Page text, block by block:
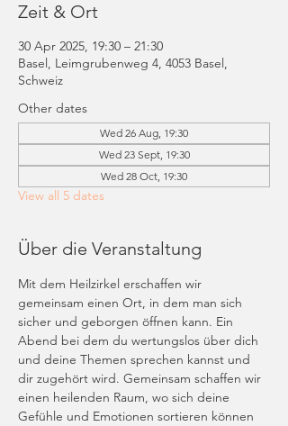
Zeit & Ort
30 Apr 2025, 19:30 – 21:30
Basel, Leimgrubenweg 4, 4053 Basel,
Schweiz
Other dates
Wed 26 Aug, 19:30
Wed 23 Sept, 19:30
Wed 28 Oct, 19:30
View all 5 dates
Über die Veranstaltung
Mit dem Heilzirkel erschaffen wir
gemeinsam einen Ort, in dem man sich
sicher und geborgen öffnen kann. Ein
Abend bei dem du wertungslos über dich
und deine Themen sprechen kannst und
dir zugehört wird. Gemeinsam schaffen wir
einen heilenden Raum, wo sich deine
Gefühle und Emotionen sortieren können